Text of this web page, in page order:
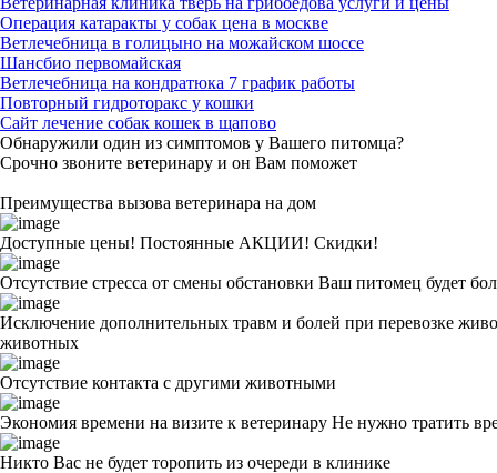
Операция катаракты у собак цена в москве
Ветлечебница в голицыно на можайском шоссе
Шансбио первомайская
Ветлечебница на кондратюка 7 график работы
Повторный гидроторакс у кошки
Сайт лечение собак кошек в щапово
Обнаружили один из симптомов у Вашего питомца?
Срочно звоните ветеринару и он Вам поможет
Преимущества вызова ветеринара на дом
Доступные цены! Постоянные АКЦИИ! Скидки!
Отсутствие стресса от смены обстановки Ваш питомец будет
Исключение дополнительных травм и болей при перевозке
животных
Отсутствие контакта с другими животными
Экономия времени на визите к ветеринару Не нужно тратить
Никто Вас не будет торопить из очереди в клинике